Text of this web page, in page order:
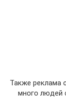
Также реклама
много людей